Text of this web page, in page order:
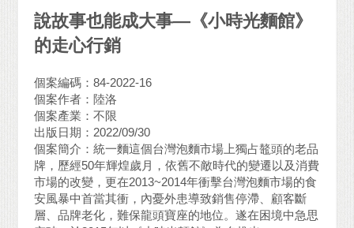
說故事也能成大事—《小時光麵館》
的走心行銷
個案編碼：84-2022-16
個案作者：陸洛
個案產業：不限
出版日期：2022/09/30
個案簡介：統一麵這個台灣泡麵市場上獨占鼇頭的老品
牌，歷經50年輝煌歲月，依舊不敵時代的變遷以及消費
市場的改變，更在2013~2014年衝擊台灣泡麵市場的食
安風暴中首當其衝，內憂外患導致銷售停滯、顧客斷
層、品牌老化，難保龍頭寶座的地位。遂在困境中急思